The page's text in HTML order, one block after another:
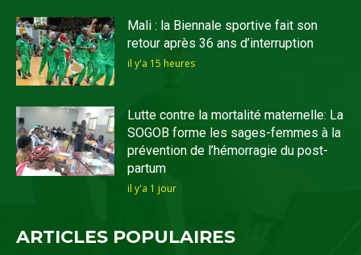
Mali : la Biennale sportive fait son
retour après 36 ans d’interruption
il y'a 15 heures
Lutte contre la mortalité maternelle: La
SOGOB forme les sages-femmes à la
prévention de l’hémorragie du post-
partum
il y'a 1 jour
ARTICLES POPULAIRES